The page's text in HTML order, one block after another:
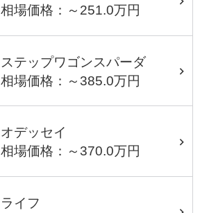
相場価格：～251.0万円
ステップワゴンスパーダ
相場価格：～385.0万円
オデッセイ
相場価格：～370.0万円
ライフ